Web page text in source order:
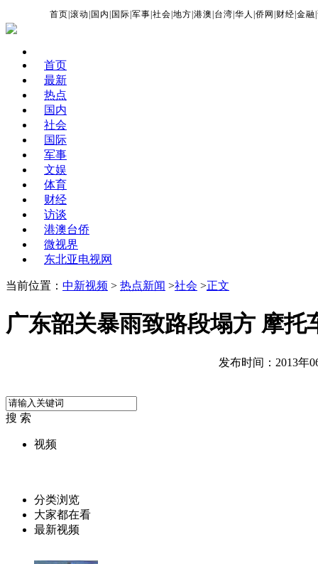
首页 |滚动 国内 国际 |军事 |社会 |地方 |港澳 台湾 |华人 |侨网 财经 |金融 |
首页
最新
热点
国内
社会
国际
军事
文娱
体育
财经
访谈
港澳台侨
微视界
东北亚电视网
当前位置： 中新视频 > 热点新闻 >社会 >正文
广东韶关暴雨致路段塌方 摩托
发布时间：2013年
搜 索
视频
分类浏览
大家都在看
最新视频